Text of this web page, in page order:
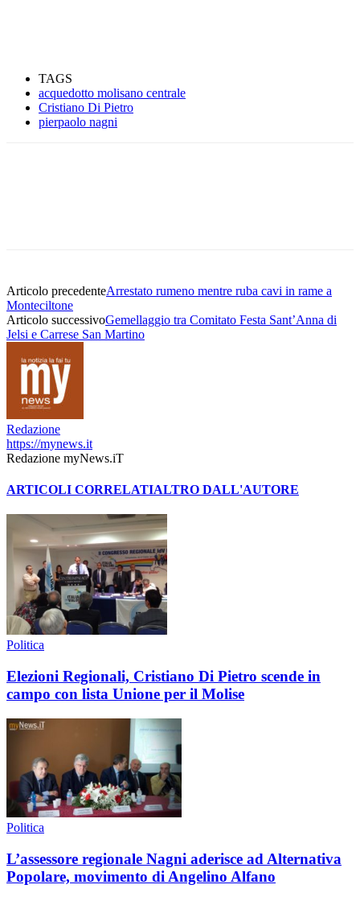
TAGS
acquedotto molisano centrale
Cristiano Di Pietro
pierpaolo nagni
Articolo precedenteArrestato rumeno mentre ruba cavi in rame a
Monteciltone
Articolo successivoGemellaggio tra Comitato Festa Sant’Anna di
Jelsi e Carrese San Martino
Redazione
https://mynews.it
Redazione myNews.iT
ARTICOLI CORRELATIALTRO DALL'AUTORE
Politica
Elezioni Regionali, Cristiano Di Pietro scende in
campo con lista Unione per il Molise
Politica
L’assessore regionale Nagni aderisce ad Alternativa
Popolare, movimento di Angelino Alfano